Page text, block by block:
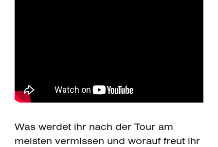
Was werdet ihr nach der Tour am
meisten vermissen und worauf freut ihr